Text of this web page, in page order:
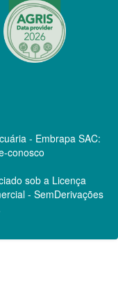
- Embrapa SAC:
conosco
sob a Licença
- SemDerivações